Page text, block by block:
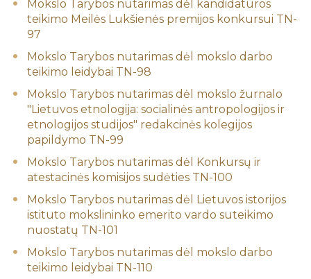
Mokslo Tarybos nutarimas dėl kandidatūros
teikimo Meilės Lukšienės premijos konkursui TN-
97
Mokslo Tarybos nutarimas dėl mokslo darbo
teikimo leidybai TN-98
Mokslo Tarybos nutarimas dėl mokslo žurnalo
"Lietuvos etnologija: socialinės antropologijos ir
etnologijos studijos" redakcinės kolegijos
papildymo TN-99
Mokslo Tarybos nutarimas dėl Konkursų ir
atestacinės komisijos sudėties TN-100
Mokslo Tarybos nutarimas dėl Lietuvos istorijos
istituto mokslininko emerito vardo suteikimo
nuostatų TN-101
Mokslo Tarybos nutarimas dėl mokslo darbo
teikimo leidybai TN-110